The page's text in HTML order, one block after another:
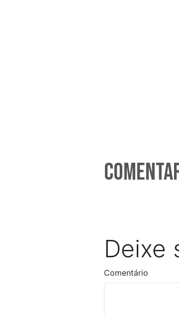
Deixe
Comentário